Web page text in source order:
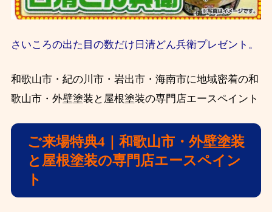
さいころの出た目の数だけ日清どん兵衛プレゼント。
和歌山市・紀の川市・岩出市・海南市に地域密着の和
歌山市・外壁塗装と屋根塗装の専門店エースペイント
ご来場特典4｜和歌山市・外壁塗装
と屋根塗装の専門店エースペイン
ト